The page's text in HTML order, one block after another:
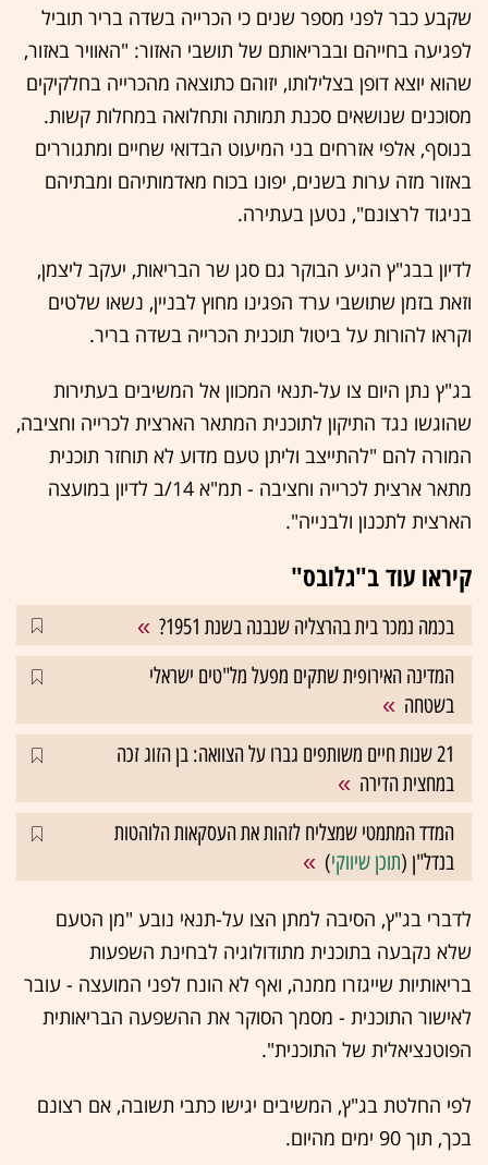
שקבע כבר לפני מספר שנים כי הכרייה בשדה בריר תוביל
לפגיעה בחייהם ובבריאותם של תושבי האזור: "האוויר באזור,
שהוא יוצא דופן בצלילותו, יזוהם כתוצאה מהכרייה בחלקיקים
מסוכנים שנושאים סכנת תמותה ותחלואה במחלות קשות.
בנוסף, אלפי אזרחים בני המיעוט הבדואי שחיים ומתגוררים
באזור מזה ערות בשנים, יפונו בכוח מאדמותיהם ומבתיהם
בניגוד לרצונם", נטען בעתירה.
לדיון בבג"ץ הגיע הבוקר גם סגן שר הבריאות, יעקב ליצמן,
וזאת בזמן שתושבי ערד הפגינו מחוץ לבניין, נשאו שלטים
וקראו להורות על ביטול תוכנית הכרייה בשדה בריר.
בג"ץ נתן היום צו על-תנאי המכוון אל המשיבים בעתירות
שהוגשו נגד התיקון לתוכנית המתאר הארצית לכרייה וחציבה,
המורה להם "להתייצב וליתן טעם מדוע לא תוחזר תוכנית
מתאר ארצית לכרייה וחציבה - תמ"א 14/ב לדיון במועצה
הארצית לתכנון ולבנייה".
קיראו עוד ב"גלובס"
בכמה נמכר בית בהרצליה שנבנה בשנת 1951?
המדינה האירופית שתקים מפעל מל"טים ישראלי
בשטחה
21 שנות חיים משותפים גברו על הצוואה: בן הזוג זכה
במחצית הדירה
המדד המתמטי שמצליח לזהות את העסקאות הלוהטות
בנדל"ן (תוכן שיווקי)
לדברי בג"ץ, הסיבה למתן הצו על-תנאי נובע "מן הטעם
שלא נקבעה בתוכנית מתודולוגיה לבחינת השפעות
בריאותיות שייגזרו ממנה, ואף לא הונח לפני המועצה - עובר
לאישור התוכנית - מסמך הסוקר את ההשפעה הבריאותית
הפוטנציאלית של התוכנית".
לפי החלטת בג"ץ, המשיבים יגישו כתבי תשובה, אם רצונם
בכך, תוך 90 ימים מהיום.